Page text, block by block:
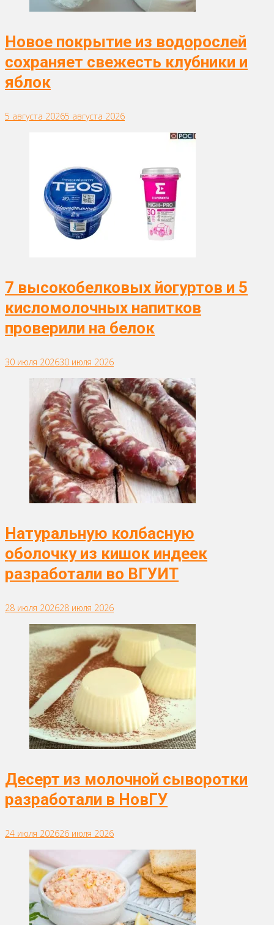
Новое покрытие из водорослей
сохраняет свежесть клубники и
яблок
5 августа 20265 августа 2026
7 высокобелковых йогуртов и 5
кисломолочных напитков
проверили на белок
30 июля 202630 июля 2026
Натуральную колбасную
оболочку из кишок индеек
разработали во ВГУИТ
28 июля 202628 июля 2026
Десерт из молочной сыворотки
разработали в НовГУ
24 июля 202626 июля 2026